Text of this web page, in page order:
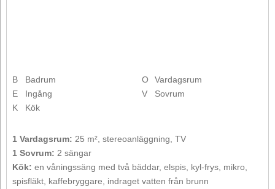
B
Badrum
E
Ingång
K
Kök
O
Vardagsrum
V
Sovrum
1 Vardagsrum: 25 m², stereoanläggning, TV
1 Sovrum: 2 sängar
Kök: en våningssäng med två bäddar, elspis, kyl-frys, mikro,
spisfläkt, kaffebryggare, indraget vatten från brunn